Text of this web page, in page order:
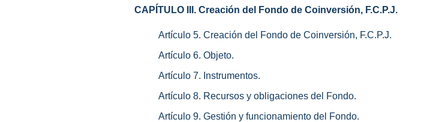
CAPÍTULO III. Creación del Fondo de Coinversión, F.C.P.J.
Artículo 5. Creación del Fondo de Coinversión, F.C.P.J.
Artículo 6. Objeto.
Artículo 7. Instrumentos.
Artículo 8. Recursos y obligaciones del Fondo.
Artículo 9. Gestión y funcionamiento del Fondo.